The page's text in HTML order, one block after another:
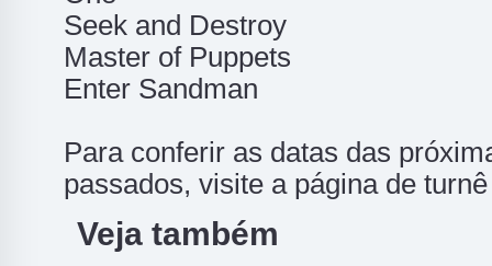
Seek and Destroy
Master of Puppets
Enter Sandman
Para conferir as datas das
passados, visite a página de
Veja também